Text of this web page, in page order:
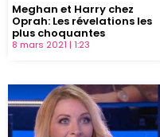
Meghan et Harry chez
Oprah: Les révelations les
plus choquantes
8 mars 2021 1:23